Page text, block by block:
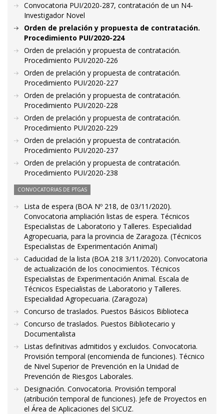
Convocatoria PUI/2020-287, contratación de un N4-
Investigador Novel
Orden de prelación y propuesta de contratación.
Procedimiento PUI/2020-224
Orden de prelación y propuesta de contratación.
Procedimiento PUI/2020-226
Orden de prelación y propuesta de contratación.
Procedimiento PUI/2020-227
Orden de prelación y propuesta de contratación.
Procedimiento PUI/2020-228
Orden de prelación y propuesta de contratación.
Procedimiento PUI/2020-229
Orden de prelación y propuesta de contratación.
Procedimiento PUI/2020-237
Orden de prelación y propuesta de contratación.
Procedimiento PUI/2020-238
CONVOCATORIAS DE PTGAS
Lista de espera (BOA Nº 218, de 03/11/2020).
Convocatoria ampliación listas de espera. Técnicos
Especialistas de Laboratorio y Talleres. Especialidad
Agropecuaria, para la provincia de Zaragoza. (Técnicos
Especialistas de Experimentación Animal)
Caducidad de la lista (BOA 218 3/11/2020). Convocatoria
de actualización de los conocimientos. Técnicos
Especialistas de Experimentación Animal. Escala de
Técnicos Especialistas de Laboratorio y Talleres.
Especialidad Agropecuaria. (Zaragoza)
Concurso de traslados. Puestos Básicos Biblioteca
Concurso de traslados. Puestos Bibliotecario y
Documentalista
Listas definitivas admitidos y excluidos. Convocatoria.
Provisión temporal (encomienda de funciones). Técnico
de Nivel Superior de Prevención en la Unidad de
Prevención de Riesgos Laborales.
Designación. Convocatoria. Provisión temporal
(atribución temporal de funciones). Jefe de Proyectos en
el Área de Aplicaciones del SICUZ.